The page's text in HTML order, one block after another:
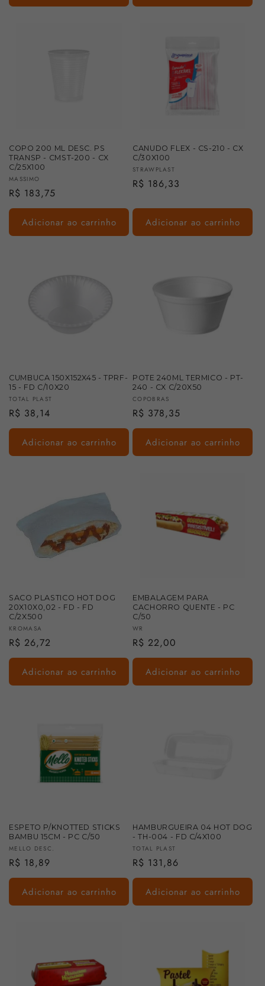
COPO 200 ML DESC. PS
TRANSP - CMST-200 - CX
C/25X100
Fornecedor:
MASSIMO
Preço
normal
R$ 183,75
Adicionar ao carrinho
CANUDO FLEX - CS-210 - CX
C/30X100
Fornecedor:
STRAWPLAST
Preço
R$ 186,33
Adicionar ao carrinho
CUMBUCA 150X152X45 - TPRF-
15 - FD C/10X20
Fornecedor:
TOTAL PLAST
Preço
normal
R$ 38,14
Adicionar ao carrinho
POTE 240ML TERMICO - PT-
240 - CX C/20X50
Fornecedor:
COPOBRAS
Preço
normal
R$ 378,35
Adicionar ao carrinho
SACO PLASTICO HOT DOG
20X10X0,02 - FD - FD
C/2X500
Fornecedor:
KROMASA
Preço
normal
R$ 26,72
Adicionar ao carrinho
EMBALAGEM PARA
CACHORRO QUENTE - PC
C/50
Fornecedor:
WR
Preço
normal
R$ 22,00
Adicionar ao carrinho
ESPETO P/KNOTTED STICKS
BAMBU 15CM - PC C/50
Fornecedor:
MELLO DESC.
Preço
normal
R$ 18,89
Adicionar ao carrinho
HAMBURGUEIRA 04 HOT DOG
- TH-004 - FD C/4X100
Fornecedor:
TOTAL PLAST
Preço
normal
R$ 131,86
Adicionar ao carrinho